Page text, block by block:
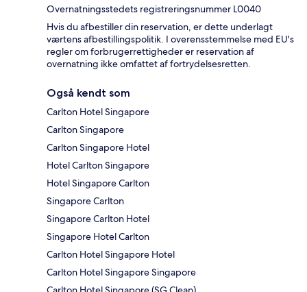
Overnatningsstedets registreringsnummer L0040
Hvis du afbestiller din reservation, er dette underlagt
værtens afbestillingspolitik. I overensstemmelse med EU's
regler om forbrugerrettigheder er reservation af
overnatning ikke omfattet af fortrydelsesretten.
Også kendt som
Carlton Hotel Singapore
Carlton Singapore
Carlton Singapore Hotel
Hotel Carlton Singapore
Hotel Singapore Carlton
Singapore Carlton
Singapore Carlton Hotel
Singapore Hotel Carlton
Carlton Hotel Singapore Hotel
Carlton Hotel Singapore Singapore